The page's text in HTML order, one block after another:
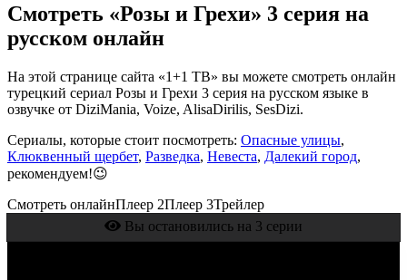
Смотреть «Розы и Грехи» 3 серия на
русском онлайн
На этой странице сайта «1+1 ТВ» вы можете смотреть онлайн
турецкий сериал Розы и Грехи 3 серия на русском языке в
озвучке от DiziMania, Voize, AlisaDirilis, SesDizi.
Сериалы, которые стоит посмотреть: Опасные улицы,
Клюквенный щербет, Разведка, Невеста, Далекий город,
рекомендуем!😉
Смотреть онлайнПлеер 2Плеер 3Трейлер
Вы остановились на 3 серии